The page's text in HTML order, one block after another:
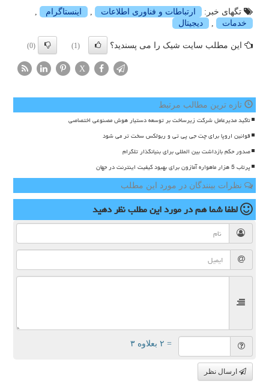
تگهای خبر:
ارتباطات و فناوری اطلاعات , اینستاگرام
,
خدمات
, دیجیتال
این مطلب سایت شیک را می پسندید؟ (1)
(0)
X
تازه ترین مطالب مرتبط
تاکید مدیرعامل شرکت زیرساخت بر توسعه دستیار هوش مصنوعی اختصاصی
قوانین اروپا برای چت جی پی تی و ربولکس سخت تر می شود
صدور حکم بازداشت بین المللی برای بنیانگذار تلگرام
پرتاب 5 هزار ماهواره آمازون برای بهبود کیفیت اینترنت در جهان
نظرات بینندگان در مورد این مطلب
لطفا شما همدر مورد این مطلبنظر دهید
= ۲ بعلاوه ۳
ارسال نظر